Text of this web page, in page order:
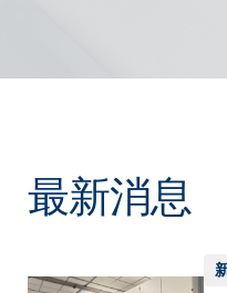
最新消息